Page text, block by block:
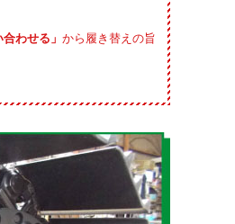
わせる」 から履き替えの旨